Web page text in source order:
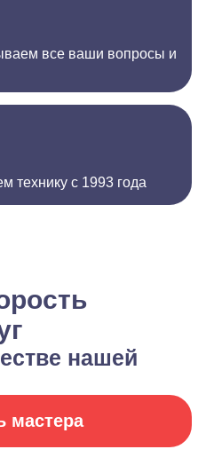
все ваши вопросы и
технику с 1993 года
нашей
мастера